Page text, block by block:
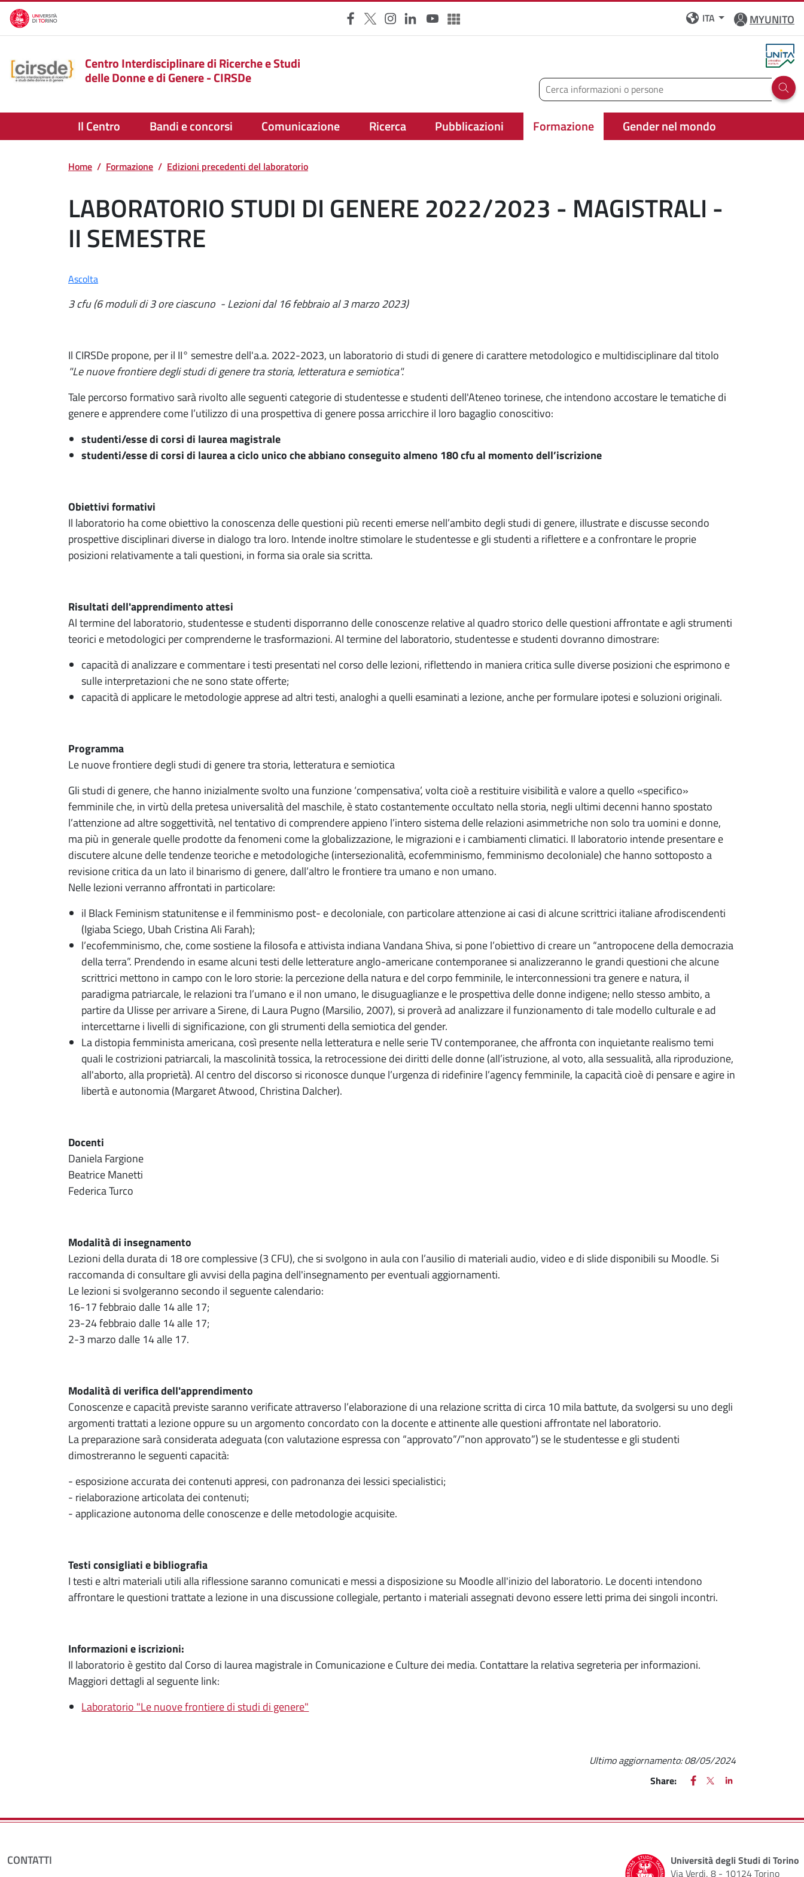
Salta al contenuto principale
Facebook
X Instagram
LinkedInYouTubeAltri social
ITA MYUNITO
Centro Interdisciplinare di Ricerche e Studi
delle Donne e di Genere - CIRSDe Cerca
Run
Il Centro Bandi e concorsi Comunicazione Ricerca Pubblicazioni Formazione Gender nel mondo
Home Formazione Edizioni precedenti del laboratorio
LABORATORIO STUDI DI GENERE 2022/2023 - MAGISTRALI -
II SEMESTRE
Ascolta
3 cfu (6 moduli di 3 ore ciascuno - Lezioni dal 16 febbraio al 3 marzo 2023)
Il CIRSDe propone, per il II° semestre dell'a.a. 2022-2023, un laboratorio di studi di genere di carattere metodologico e multidisciplinare dal titolo
"Le nuove frontiere degli studi di genere tra storia, letteratura e semiotica".
Tale percorso formativo sarà rivolto alle seguenti categorie di studentesse e studenti dell'Ateneo torinese, che intendono accostare le tematiche di
genere e apprendere come l’utilizzo di una prospettiva di genere possa arricchire il loro bagaglio conoscitivo:
studenti/esse di corsi di laurea magistrale
studenti/esse di corsi di laurea a ciclo unico che abbiano conseguito almeno 180 cfu al momento dell’iscrizione
Obiettivi formativi
Il laboratorio ha come obiettivo la conoscenza delle questioni più recenti emerse nell’ambito degli studi di genere, illustrate e discusse secondo
prospettive disciplinari diverse in dialogo tra loro. Intende inoltre stimolare le studentesse e gli studenti a riflettere e a confrontare le proprie
posizioni relativamente a tali questioni, in forma sia orale sia scritta.
Risultati dell'apprendimento attesi
Al termine del laboratorio, studentesse e studenti disporranno delle conoscenze relative al quadro storico delle questioni affrontate e agli strumenti
teorici e metodologici per comprenderne le trasformazioni. Al termine del laboratorio, studentesse e studenti dovranno dimostrare:
capacità di analizzare e commentare i testi presentati nel corso delle lezioni, riflettendo in maniera critica sulle diverse posizioni che esprimono e
sulle interpretazioni che ne sono state offerte;
capacità di applicare le metodologie apprese ad altri testi, analoghi a quelli esaminati a lezione, anche per formulare ipotesi e soluzioni originali.
Programma
Le nuove frontiere degli studi di genere tra storia, letteratura e semiotica
Gli studi di genere, che hanno inizialmente svolto una funzione ‘compensativa’, volta cioè a restituire visibilità e valore a quello «specifico»
femminile che, in virtù della pretesa universalità del maschile, è stato costantemente occultato nella storia, negli ultimi decenni hanno spostato
l’attenzione ad altre soggettività, nel tentativo di comprendere appieno l’intero sistema delle relazioni asimmetriche non solo tra uomini e donne,
ma più in generale quelle prodotte da fenomeni come la globalizzazione, le migrazioni e i cambiamenti climatici. Il laboratorio intende presentare e
discutere alcune delle tendenze teoriche e metodologiche (intersezionalità, ecofemminismo, femminismo decoloniale) che hanno sottoposto a
revisione critica da un lato il binarismo di genere, dall’altro le frontiere tra umano e non umano.
Nelle lezioni verranno affrontati in particolare:
il Black Feminism statunitense e il femminismo post- e decoloniale, con particolare attenzione ai casi di alcune scrittrici italiane afrodiscendenti
(Igiaba Sciego, Ubah Cristina Ali Farah);
l’ecofemminismo, che, come sostiene la filosofa e attivista indiana Vandana Shiva, si pone l’obiettivo di creare un “antropocene della democrazia
della terra”. Prendendo in esame alcuni testi delle letterature anglo-americane contemporanee si analizzeranno le grandi questioni che alcune
scrittrici mettono in campo con le loro storie: la percezione della natura e del corpo femminile, le interconnessioni tra genere e natura, il
paradigma patriarcale, le relazioni tra l’umano e il non umano, le disuguaglianze e le prospettiva delle donne indigene; nello stesso ambito, a
partire da Ulisse per arrivare a Sirene, di Laura Pugno (Marsilio, 2007), si proverà ad analizzare il funzionamento di tale modello culturale e ad
intercettarne i livelli di significazione, con gli strumenti della semiotica del gender.
La distopia femminista americana, così presente nella letteratura e nelle serie TV contemporanee, che affronta con inquietante realismo temi
quali le costrizioni patriarcali, la mascolinità tossica, la retrocessione dei diritti delle donne (all’istruzione, al voto, alla sessualità, alla riproduzione,
all'aborto, alla proprietà). Al centro del discorso si riconosce dunque l’urgenza di ridefinire l’agency femminile, la capacità cioè di pensare e agire in
libertà e autonomia (Margaret Atwood, Christina Dalcher).
Docenti
Daniela Fargione
Beatrice Manetti
Federica Turco
Modalità di insegnamento
Lezioni della durata di 18 ore complessive (3 CFU), che si svolgono in aula con l’ausilio di materiali audio, video e di slide disponibili su Moodle. Si
raccomanda di consultare gli avvisi della pagina dell'insegnamento per eventuali aggiornamenti.
Le lezioni si svolgeranno secondo il seguente calendario:
16-17 febbraio dalle 14 alle 17;
23-24 febbraio dalle 14 alle 17;
2-3 marzo dalle 14 alle 17.
Modalità di verifica dell'apprendimento
Conoscenze e capacità previste saranno verificate attraverso l’elaborazione di una relazione scritta di circa 10 mila battute, da svolgersi su uno degli
argomenti trattati a lezione oppure su un argomento concordato con la docente e attinente alle questioni affrontate nel laboratorio.
La preparazione sarà considerata adeguata (con valutazione espressa con “approvato”/”non approvato”) se le studentesse e gli studenti
dimostreranno le seguenti capacità:
- esposizione accurata dei contenuti appresi, con padronanza dei lessici specialistici;
- rielaborazione articolata dei contenuti;
- applicazione autonoma delle conoscenze e delle metodologie acquisite.
Testi consigliati e bibliografia
I testi e altri materiali utili alla riflessione saranno comunicati e messi a disposizione su Moodle all'inizio del laboratorio. Le docenti intendono
affrontare le questioni trattate a lezione in una discussione collegiale, pertanto i materiali assegnati devono essere letti prima dei singoli incontri.
Informazioni e iscrizioni:
Il laboratorio è gestito dal Corso di laurea magistrale in Comunicazione e Culture dei media. Contattare la relativa segreteria per informazioni.
Maggiori dettagli al seguente link:
Laboratorio "Le nuove frontiere di studi di genere"
Ultimo aggiornamento:08/05/2024
Share:
FACEBOOK
(apre una nuova finestra)
X
(apre una nuova
LINKEDIN
(apre una nuova
CONTATTI
Università degli Studi di Torino
Via Verdi, 8 - 10124 Torino